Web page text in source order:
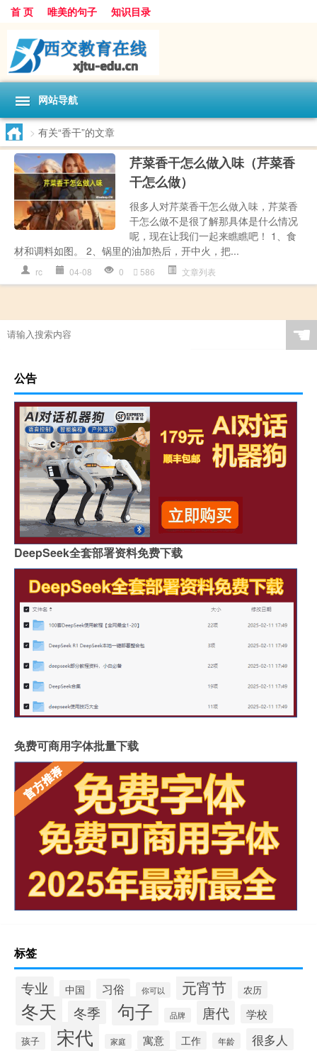
首 页 唯美的句子 知识目录
网站导航
> 有关“香干”的文章
芹菜香干怎么做入味（芹菜香
干怎么做）
很多人对芹菜香干怎么做入味，芹菜香
干怎么做不是很了解那具体是什么情况
呢，现在让我们一起来瞧瞧吧！ 1、食
材和调料如图。 2、锅里的油加热后，开中火，把...
rc 04-08 0 586 文章列表
☚
公告
DeepSeek全套部署资料免费下载
免费可商用字体批量下载
标签
专业 中国 习俗 你可以 元宵节 农历
冬天 冬季 句子 品牌 唐代 学校
孩子 宋代 家庭 寓意 工作 年龄 很多人